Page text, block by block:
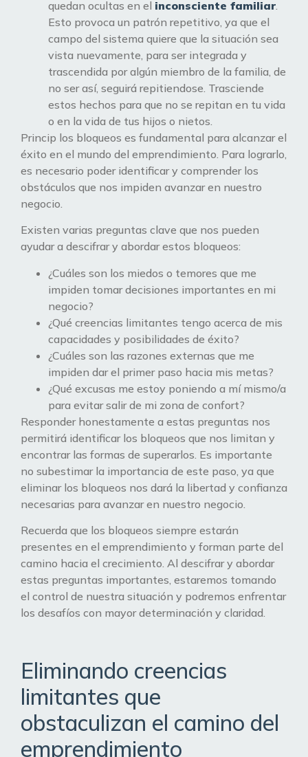
quedan ocultas en el inconsciente familiar
Esto provoca un patrón repetitivo, ya que el
campo del sistema quiere que la situación sea
vista nuevamente, para ser integrada y
trascendida por algún miembro de la familia, de
no ser así, seguirá repitiendose. Trasciende
estos hechos para que no se repitan en tu vida
o en la vida de tus hijos o nietos.
Princip los bloqueos es fundamental para alcanzar el
éxito en el mundo del emprendimiento. Para lograrlo,
es necesario poder identificar y comprender los
obstáculos que nos impiden avanzar en nuestro
negocio.
Existen varias preguntas clave que nos pueden
ayudar a descifrar y abordar estos bloqueos:
¿Cuáles son los miedos o temores que me
impiden tomar decisiones importantes en mi
negocio?
¿Qué creencias limitantes tengo acerca de mis
capacidades y posibilidades de éxito?
¿Cuáles son las razones externas que me
impiden dar el primer paso hacia mis metas?
¿Qué excusas me estoy poniendo a mí mismo/a
para evitar salir de mi zona de confort?
Responder honestamente a estas preguntas nos
permitirá identificar los bloqueos que nos limitan y
encontrar las formas de superarlos. Es importante
no subestimar la importancia de este paso, ya que
eliminar los bloqueos nos dará la libertad y confianza
necesarias para avanzar en nuestro negocio.
Recuerda que los bloqueos siempre estarán
presentes en el emprendimiento y forman parte del
camino hacia el crecimiento. Al descifrar y abordar
estas preguntas importantes, estaremos tomando
el control de nuestra situación y podremos enfrentar
los desafíos con mayor determinación y claridad.
Eliminando creencias
limitantes que
obstaculizan el camino del
emprendimiento